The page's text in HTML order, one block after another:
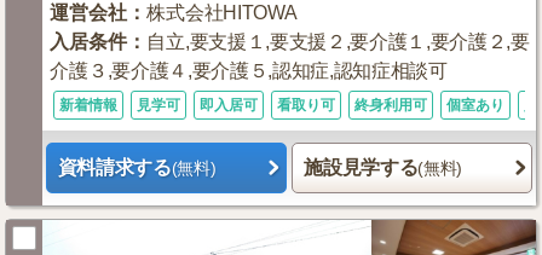
運営会社 ：株式会社HITOWA
入居条件： 自立,要支援１,要支援２,要介護１,要介護２,要
介護３,要介護４,要介護５,認知症,認知症相談可
新着情報 見学可 即入居可 看取り可 終身利用可 個室あり
資料請求する(無料) 施設見学する(無料)